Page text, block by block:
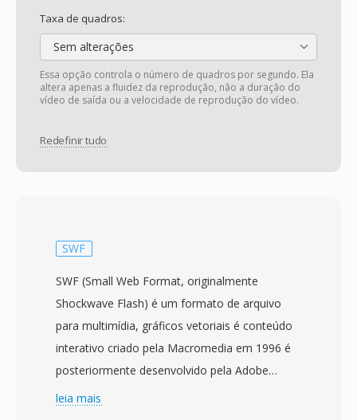
Taxa de quadros:
Sem alterações
Essa opção controla o número de quadros por segundo. Ela
altera apenas a fluidez da reprodução, não a duração do
vídeo de saída ou a velocidade de reprodução do vídeo.
Redefinir tudo
SWF
SWF (Small Web Format, originalmente
Shockwave Flash) é um formato de arquivo
para multimídia, gráficos vetoriais é conteúdo
interativo criado pela Macromedia em 1996 é
posteriormente desenvolvido pela Adobe
Systems após a aquisicao da Macromedia em
leia mais